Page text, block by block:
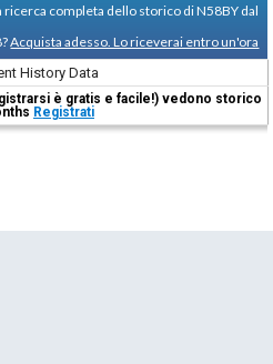
ricerca completa dello storico di N58BY dal
Acquista adesso. Lo riceverai entro un'ora
History Data
è gratis e facile!) vedono storico
Registrati